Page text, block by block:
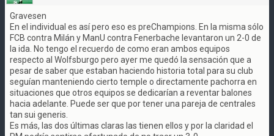
Gravesen
En el individual es así pero eso es preChampions. En la misma sólo
FCB contra Milán y ManU contra Fenerbache levantaron un 2-0 de
la ida. No tengo el recuerdo de como eran ambos equipos
respecto al Wolfsburgo pero ayer me quedó la sensación que a
pesar de saber que estaban haciendo historia total para su club
seguían manteniendo cierto temple o directamente pachorra en
situaciones que otros equipos se dedicarían a reventar balones
hacia adelante. Puede ser que por tener una pareja de centrales
tan sui generis.
Es más, las dos últimas claras las tienen ellos y por la claridad el